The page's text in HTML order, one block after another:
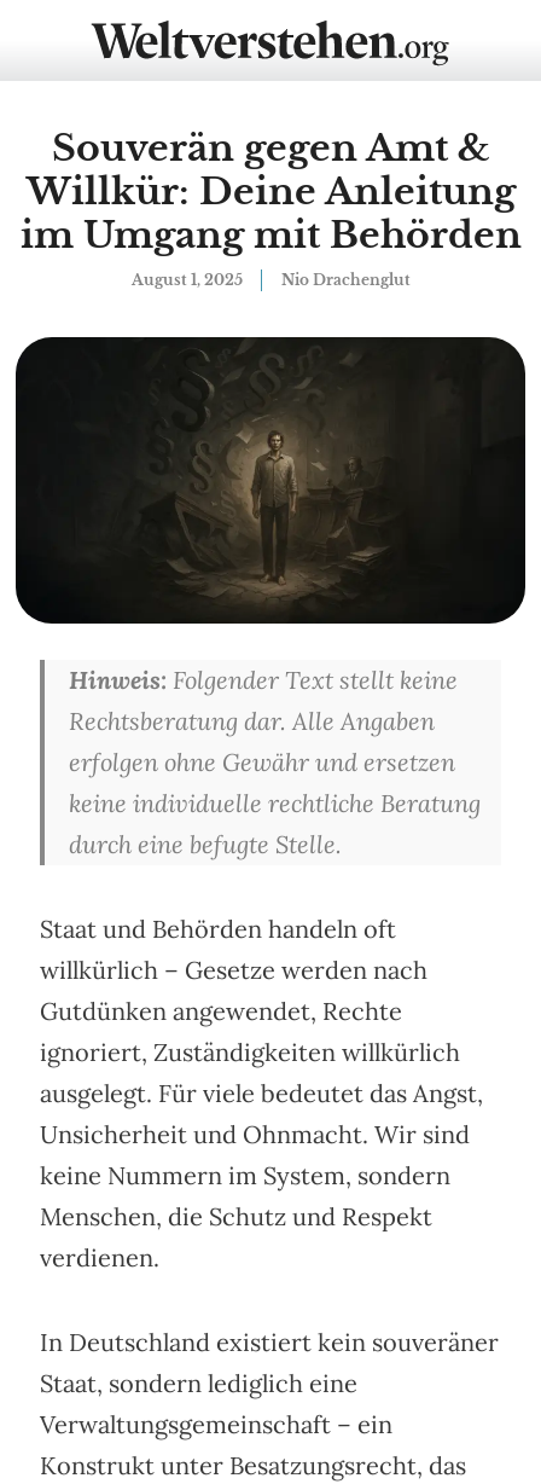
Souverän gegen Amt &
Willkür: Deine Anleitung
im Umgang mit Behörden
August 1, 2025 Nio Drachenglut
Hinweis: Folgender Text stellt keine
Rechtsberatung dar. Alle Angaben
erfolgen ohne Gewähr und ersetzen
keine individuelle rechtliche Beratung
durch eine befugte Stelle.
Staat und Behörden handeln oft
willkürlich – Gesetze werden nach
Gutdünken angewendet, Rechte
ignoriert, Zuständigkeiten willkürlich
ausgelegt. Für viele bedeutet das Angst,
Unsicherheit und Ohnmacht. Wir sind
keine Nummern im System, sondern
Menschen, die Schutz und Respekt
verdienen.
In Deutschland existiert kein souveräner
Staat, sondern lediglich eine
Verwaltungsgemeinschaft – ein
Konstrukt unter Besatzungsrecht, das